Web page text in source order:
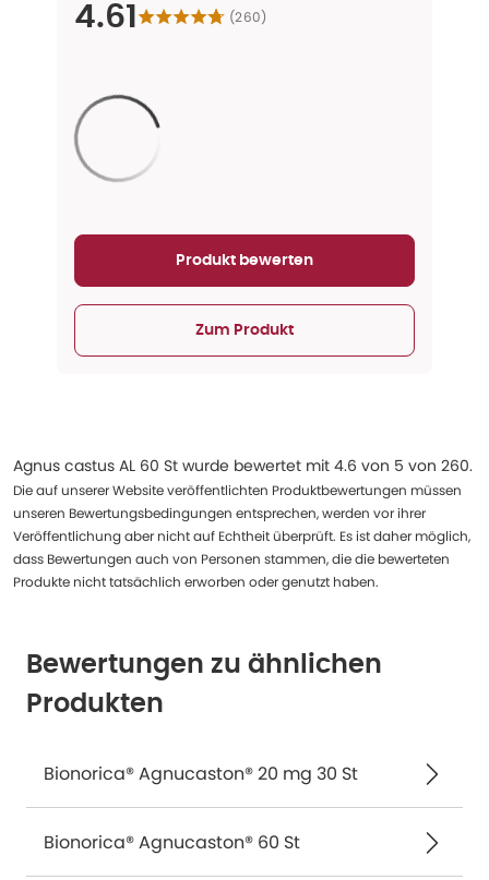
4.61 (260)
Aktualisieren...
Produkt bewerten
Zum Produkt
Agnus castus AL 60 St wurde bewertet mit 4.6 von 5 von 260.
Die auf unserer Website veröffentlichten Produktbewertungen müssen
unseren Bewertungsbedingungen entsprechen, werden vor ihrer
Veröffentlichung aber nicht auf Echtheit überprüft. Es ist daher möglich,
dass Bewertungen auch von Personen stammen, die die bewerteten
Produkte nicht tatsächlich erworben oder genutzt haben.
Bewertungen zu ähnlichen
Produkten
Bionorica® Agnucaston® 20 mg 30 St
Bionorica® Agnucaston® 60 St